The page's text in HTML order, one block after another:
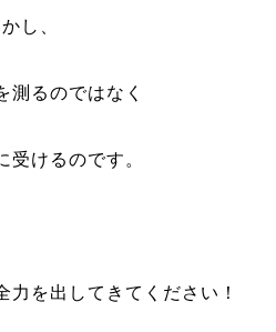
し、
測るのではなく
受けるのです。
力を出してきてください！